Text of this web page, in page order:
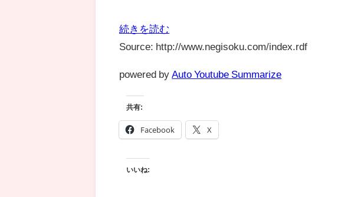
続きを読む
Source: http://www.negisoku.com/index.rdf
powered by Auto Youtube Summarize
共有:
Facebook X
いいね: